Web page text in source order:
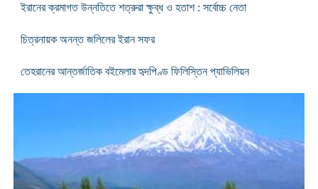
ইরানের ক্রমাগত উন্নতিতে শত্রুরা ক্ষুব্ধ ও হতাশ : সর্বোচ্চ নেতা
চিত্রনায়ক অনন্ত জলিলের ইরান সফর
তেহরানের আন্তর্জাতিক বইমেলার হৃদপিণ্ড ফিলিস্তিন প্যাভিলিয়ন